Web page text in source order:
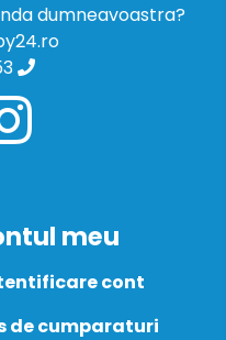
dumneavoastra?
meu
cont
de cumparaturi